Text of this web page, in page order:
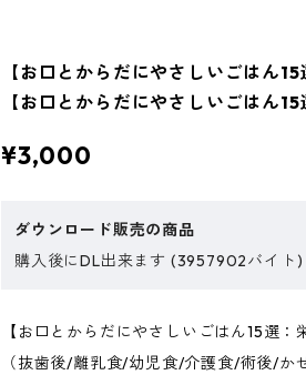
【お口とからだにやさしいごはん
【お口とからだにやさしいごはん
¥3,000
ダウンロード販売の商品
購入後にDL出来ます (3957902バイト)
【お口とからだにやさしいごはん15選：
（抜歯後/離乳食/幼児食/介護食/術後/か